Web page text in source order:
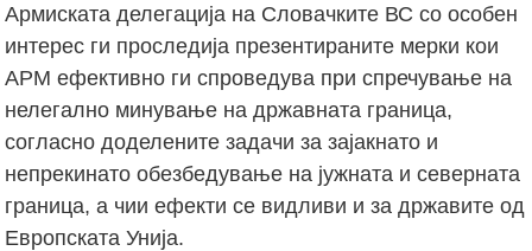
Армиската делегација на Словачките ВС со особен
интерес ги проследија презентираните мерки кои
АРМ ефективно ги спроведува при спречување на
нелегално минување на државната граница,
согласно доделените задачи за зајакнато и
непрекинато обезбедување на јужната и северната
граница, а чии ефекти се видливи и за државите од
Европската Унија.